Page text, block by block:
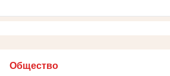
Общество